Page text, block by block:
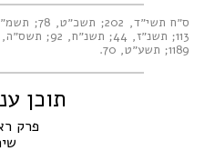
ס״ח תשי״ד, 202 ; תשכ״ט, 78 ; תשמ״ב,
113
; תשנ״ז, 44 ; תשנ״ח, 92 ; תשס״ה, 692
1189
; תשע״ט, 70 .
תוכן
פרק